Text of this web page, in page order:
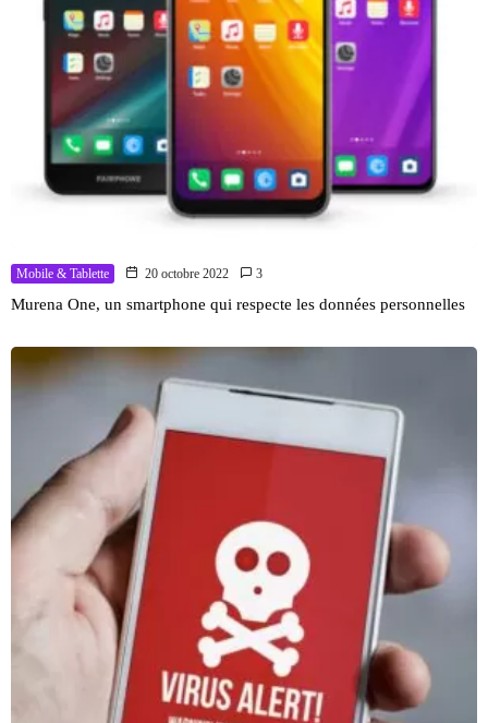
Mobile & Tablette 20 octobre 2022 3
Murena One, un smartphone qui respecte les données personnelles